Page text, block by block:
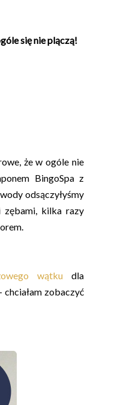
się nie plączą!
że w ogóle nie
BingoSpa z
odsączyłyśmy
zębami, kilka razy
wątku dla
zobaczyć